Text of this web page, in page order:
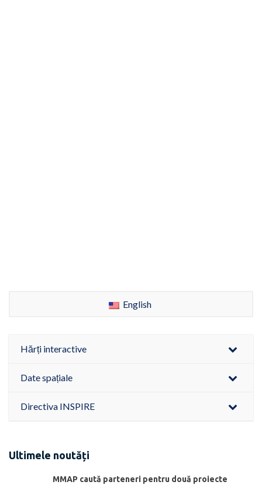
English
Hărți interactive
Date spațiale
Directiva INSPIRE
Ultimele noutăți
MMAP caută parteneri pentru două proiecte